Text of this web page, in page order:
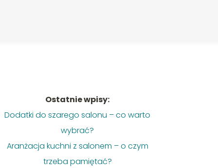
Ostatnie wpisy:
Dodatki do szarego salonu – co warto
wybrać?
Aranżacja kuchni z salonem – o czym
trzeba pamiętać?